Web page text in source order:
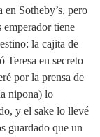
Sotheby’s, pero
emperador tiene
la cajita de
Teresa en secreto
por la prensa de
nipona) lo
y el sake lo llevé
guardado que un